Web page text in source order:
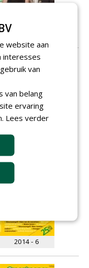
2014 - 6
website aan
interesses
van
van belang
ervaring
Lees verder